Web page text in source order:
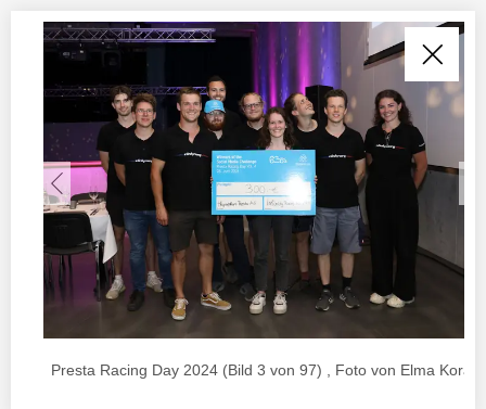
Presta Racing Day 2024 (Bild 3 von 97) , Foto von Elma Korac